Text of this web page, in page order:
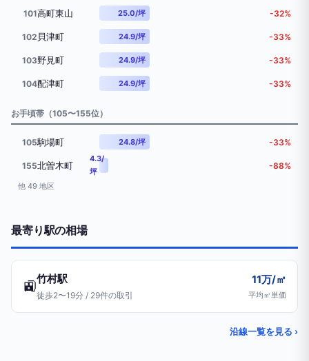
101高町東山 25.0/坪 -32%
102 貝津町 24.9/坪 -33%
103野見町 24.9/坪 -33%
104配津町 24.9/坪 -33%
お手頃帯（105〜155位）
105駒場町 24.8/坪 -33%
155北曽木町
4.3/
坪
-88%
他 49 地区
最寄り駅の相場
🚉竹村駅
徒歩2〜19分 / 29件の取引
11万/㎡
平均㎡単価
沿線一覧を見る ›